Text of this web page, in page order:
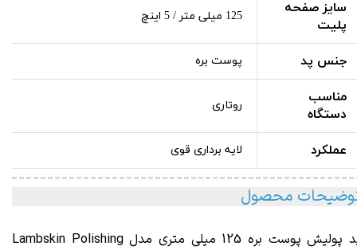
سایز صفحه
پلیت
125 میلی متر / 5 اینچ
جنس پد پوست بره
مناسب
دستگاه
روتاری
عملکرد لایه برداری قوی
محصول
پد پولیش پوست بره 125 میلی متری مدل Lambskin Polishing